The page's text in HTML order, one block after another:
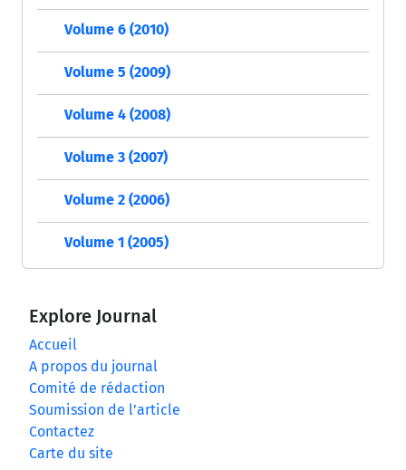
Volume 6 (2010)
Volume 5 (2009)
Volume 4 (2008)
Volume 3 (2007)
Volume 2 (2006)
Volume 1 (2005)
Explore Journal
Accueil
A propos du journal
Comité de rédaction
Soumission de l’article
Contactez
Carte du site